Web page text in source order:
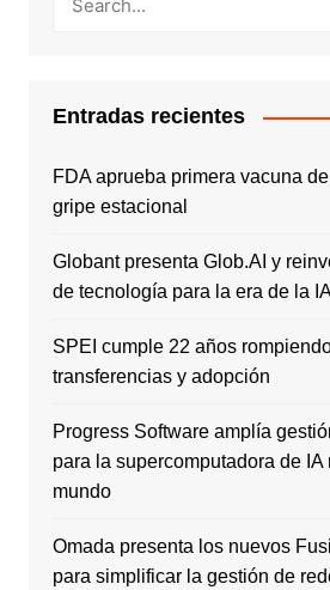
Entradas recientes
FDA aprueba primera vacuna
gripe estacional
Globant presenta Glob.AI y
de tecnología para la era de la
SPEI cumple 22 años
transferencias y adopción
Progress Software amplía
para la supercomputadora de IA
mundo
Omada presenta los nuevos
para simplificar la gestión de